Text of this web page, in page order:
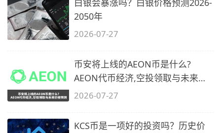
白银会暴涨吗？白银价格预测2026-
2050年
2026-07-27
币安将上线的AEON币是什么?
AEON代币经济,空投领取与未来价
格预测
2026-07-27
KCS币是一项好的投资吗？历史价